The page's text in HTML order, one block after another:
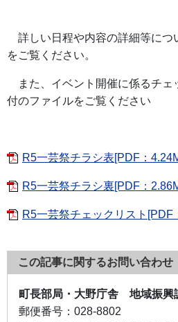
詳しい日程や内容の詳細等につ
をご覧ください。
また、イベント開催に係るチェ
付のファイルをご覧ください
R5一芸祭チラシ表[PDF：
R5一芸祭チラシ裏[PDF：
R5一芸祭チェックリスト[PDF
この記事に関するお問い合わせ
町長部局・大野庁舎 地域振興
郵便番号： 028-8802